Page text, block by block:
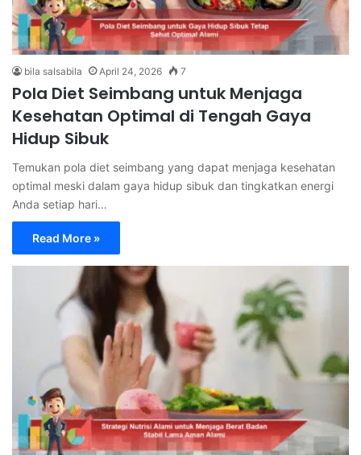
bila salsabila April 24, 2026 7
Pola Diet Seimbang untuk Menjaga
Kesehatan Optimal di Tengah Gaya
Hidup Sibuk
Temukan pola diet seimbang yang dapat menjaga kesehatan
optimal meski dalam gaya hidup sibuk dan tingkatkan energi
Anda setiap hari…
Read More »